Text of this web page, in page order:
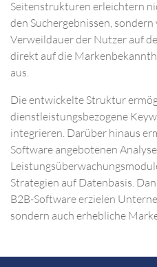
Seitenstrukturen erleichtern
den Suchergebnissen,
Verweildauer der Nutzer auf
direkt auf die
aus.
Die entwickelte Struktur
dienstleistungsbezogene
integrieren. Darüber hinaus
Software angebotenen
Strategien auf Datenbasis.
B2B-Software erzielen
sondern auch erhebliche